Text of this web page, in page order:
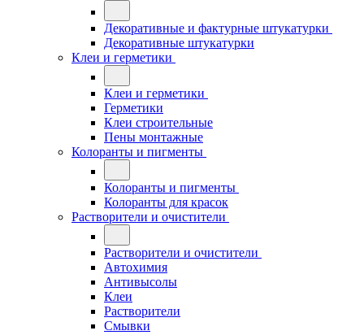
Декоративные и фактурные штукатурки
Декоративные штукатурки
Клеи и герметики
Клеи и герметики
Герметики
Клеи строительные
Пены монтажные
Колоранты и пигменты
Колоранты и пигменты
Колоранты для красок
Растворители и очистители
Растворители и очистители
Автохимия
Антивысолы
Клеи
Растворители
Смывки